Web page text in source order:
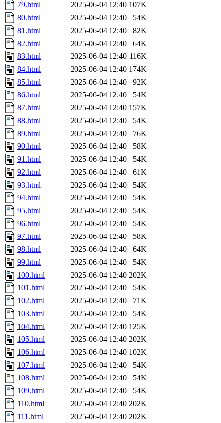
79.html
2025-06-04 12:40 107K
80.html
2025-06-04 12:40
54K
81.html
2025-06-04 12:40
82K
82.html
2025-06-04 12:40
64K
83.html
2025-06-04 12:40 116K
84.html
2025-06-04 12:40 174K
85.html
2025-06-04 12:40
92K
86.html
2025-06-04 12:40
54K
87.html
2025-06-04 12:40 157K
88.html
2025-06-04 12:40
54K
89.html
2025-06-04 12:40
76K
90.html
2025-06-04 12:40
58K
91.html
2025-06-04 12:40
54K
92.html
2025-06-04 12:40
61K
93.html
2025-06-04 12:40
54K
94.html
2025-06-04 12:40
54K
95.html
2025-06-04 12:40
54K
96.html
2025-06-04 12:40
54K
97.html
2025-06-04 12:40
58K
98.html
2025-06-04 12:40
64K
99.html
2025-06-04 12:40
54K
100.html
2025-06-04 12:40 202K
101.html
2025-06-04 12:40
54K
102.html
2025-06-04 12:40
71K
103.html
2025-06-04 12:40
54K
104.html
2025-06-04 12:40 125K
105.html
2025-06-04 12:40 202K
106.html
2025-06-04 12:40 102K
107.html
2025-06-04 12:40
54K
108.html
2025-06-04 12:40
54K
109.html
2025-06-04 12:40
54K
110.html
2025-06-04 12:40 202K
111.html
2025-06-04 12:40 202K